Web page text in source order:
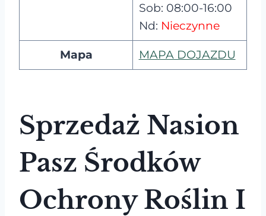
Sob: 08:00-16:00
Nd: Nieczynne
Mapa MAPA DOJAZDU
Sprzedaż Nasion
Pasz Środków
Ochrony Roślin I